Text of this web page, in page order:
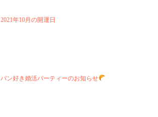
2021年10月の開運日
パン好き婚活パーティーのお知らせ